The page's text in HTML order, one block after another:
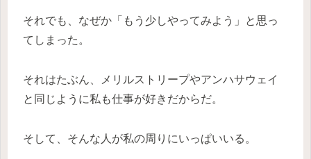
それでも、なぜか「もう少しやってみよう」と思っ
てしまった。
それはたぶん、メリルストリープやアンハサウェイ
と同じように私も仕事が好きだからだ。
そして、そんな人が私の周りにいっぱいいる。